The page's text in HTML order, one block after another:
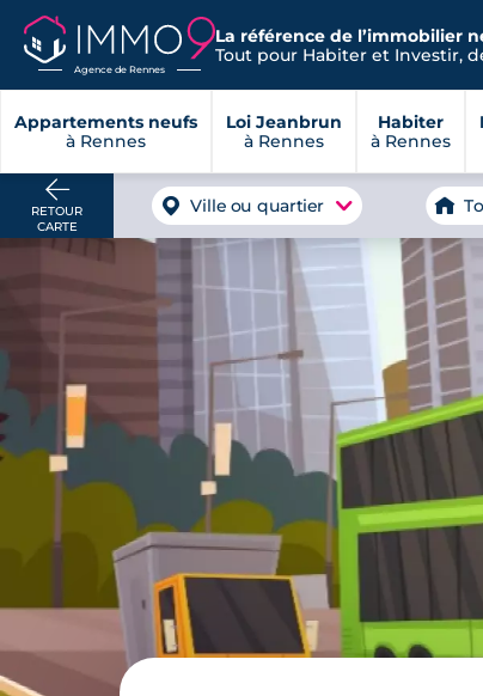
Agence de Rennes
La référence de l’immobilier
Tout pour Habiter et Investir,
Appartements neufs
à Rennes
Loi Jeanbrun
à Rennes
Habiter
à Rennes
RETOUR
CARTE
Ville ou quartier